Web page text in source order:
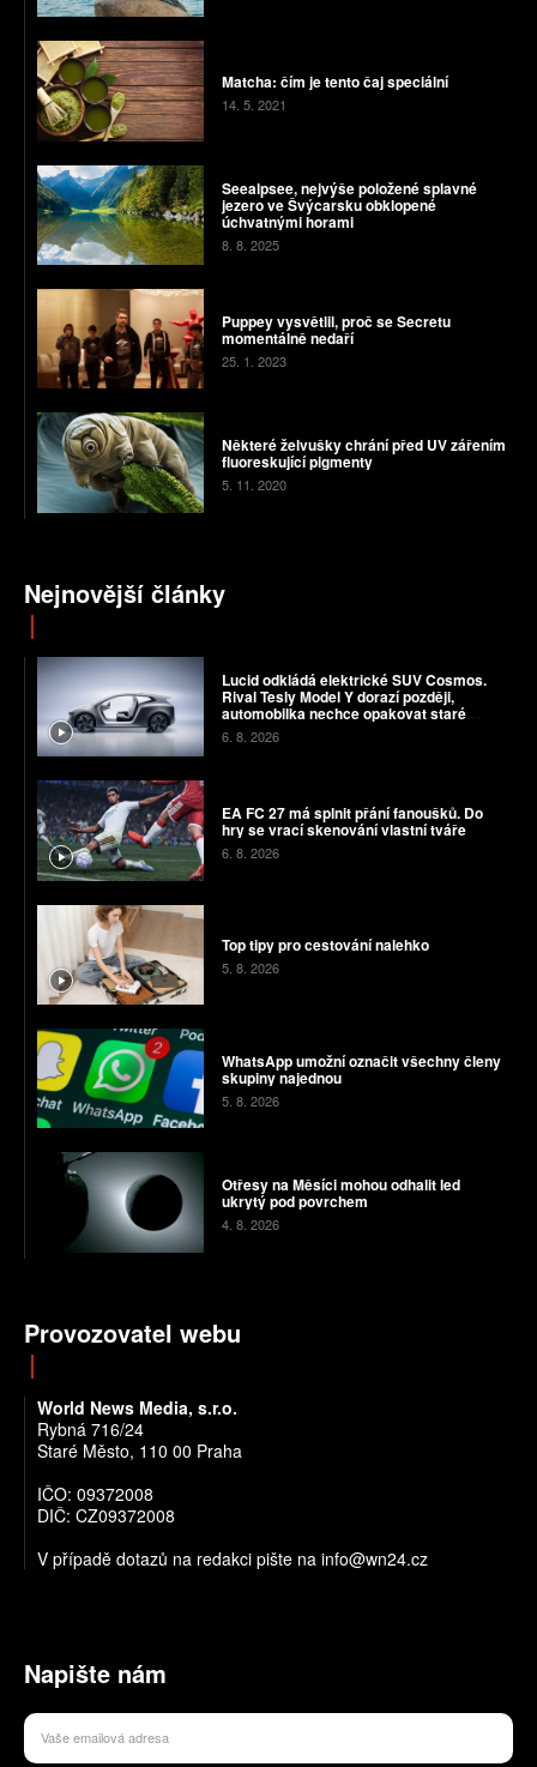
Matcha: čím je tento čaj speciální
14. 5. 2021
Seealpsee, nejvýše položené splavné
jezero ve Švýcarsku obklopené
úchvatnými horami
8. 8. 2025
Puppey vysvětlil, proč se Secretu
momentálně nedaří
25. 1. 2023
Některé želvušky chrání před UV zářením
fluoreskující pigmenty
5. 11. 2020
Nejnovější články
Lucid odkládá elektrické SUV Cosmos.
Rival Tesly Model Y dorazí později,
automobilka nechce opakovat staré
chyby
6. 8. 2026
EA FC 27 má splnit přání fanoušků. Do
hry se vrací skenování vlastní tváře
6. 8. 2026
Top tipy pro cestování nalehko
5. 8. 2026
WhatsApp umožní označit všechny členy
skupiny najednou
5. 8. 2026
Otřesy na Měsíci mohou odhalit led
ukrytý pod povrchem
4. 8. 2026
Provozovatel webu
World News Media, s.r.o.
Rybná 716/24
Staré Město, 110 00 Praha
IČO: 09372008
DIČ: CZ09372008
V případě dotazů na redakci pište na info@wn24.cz
Napište nám